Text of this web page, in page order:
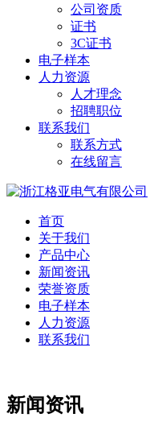
公司资质
证书
3C证书
电子样本
人力资源
人才理念
招聘职位
联系我们
联系方式
在线留言
首页
关于我们
产品中心
新闻资讯
荣誉资质
电子样本
人力资源
联系我们
新闻资讯